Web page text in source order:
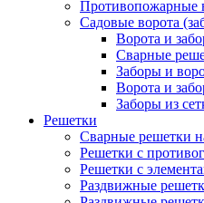
Противопожарные
Садовые ворота
Ворота и
Сварные
Заборы и
Ворота и
Заборы из
Решетки
Сварные решетки
Решетки с
Решетки с
Раздвижные